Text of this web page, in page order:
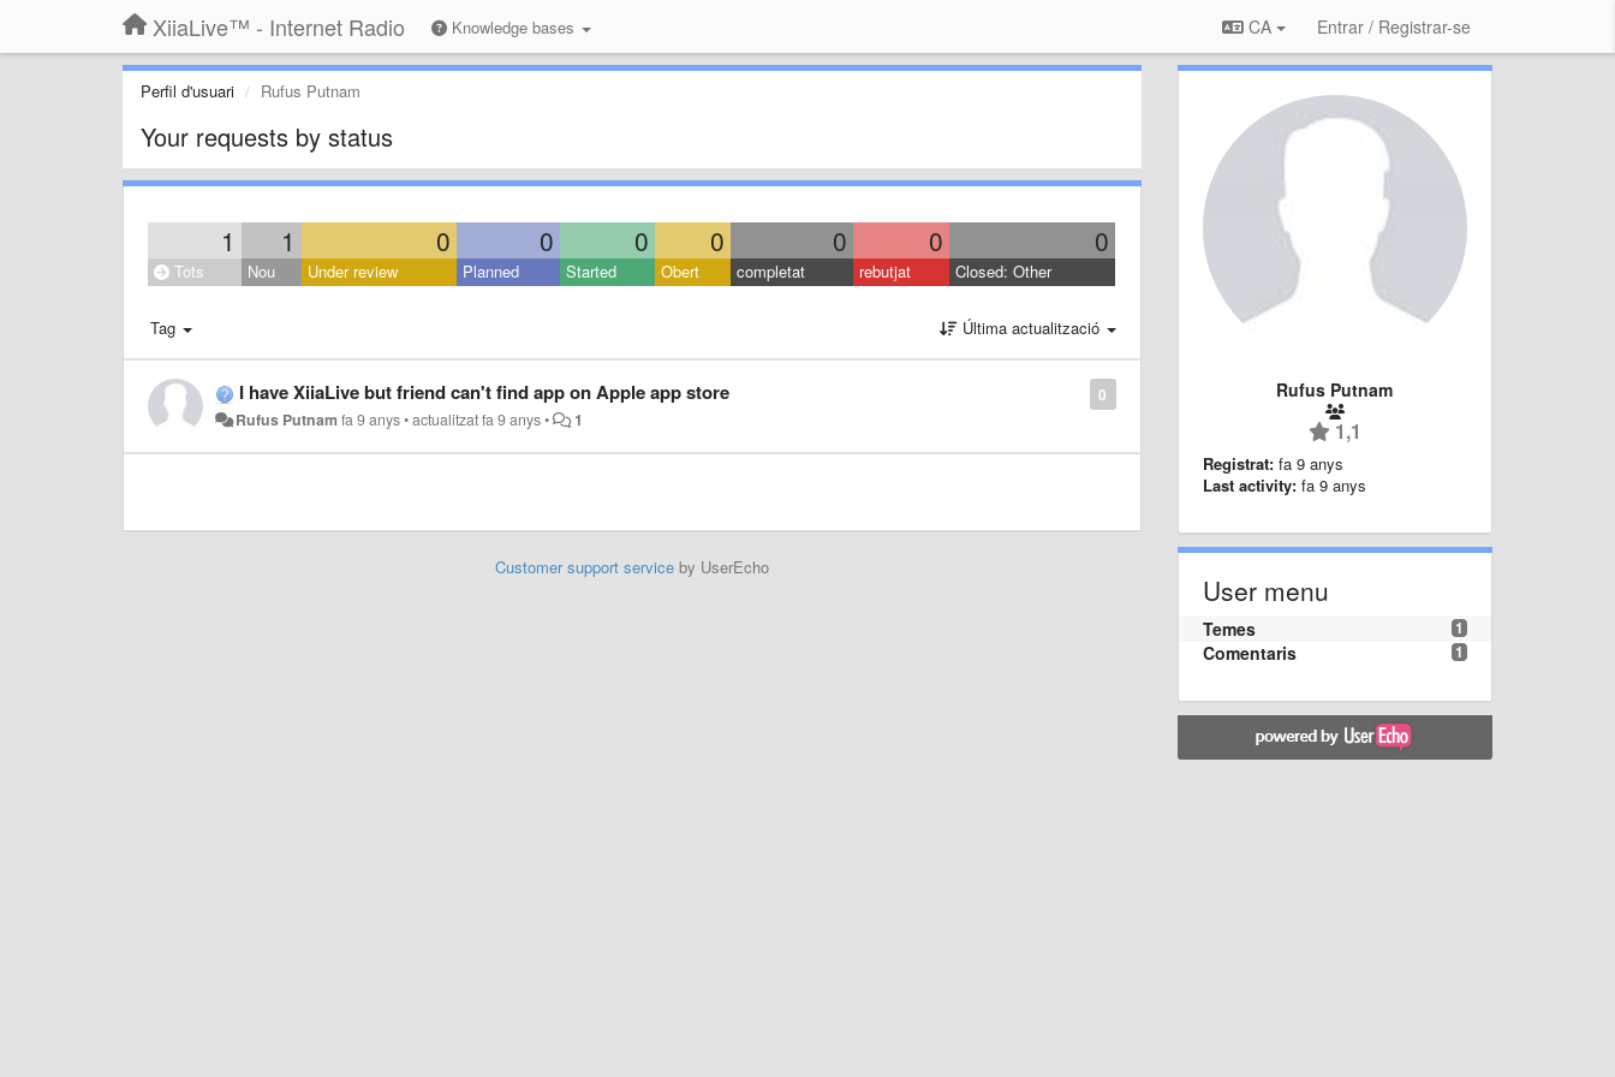
XiiaLive™ - Internet Radio Knowledge bases CA Entrar / Registrar-se
Perfil d'usuari Rufus Putnam
Your requests by status
1 1 0 0 0 0 0 0 0
Tots Nou Under review Planned Started Obert completat rebutjat Closed: Other
Tag Última actualització
0
I have XiiaLive but friend can't find app on Apple app store
Rufus Putnam fa 9 anys•actualitzatfa 9 anys• 1
Customer support serviceby UserEcho
Rufus Putnam
1,1
Registrat: fa 9 anys
Last activity: fa 9 anys
User menu
1
Temes
1
Comentaris